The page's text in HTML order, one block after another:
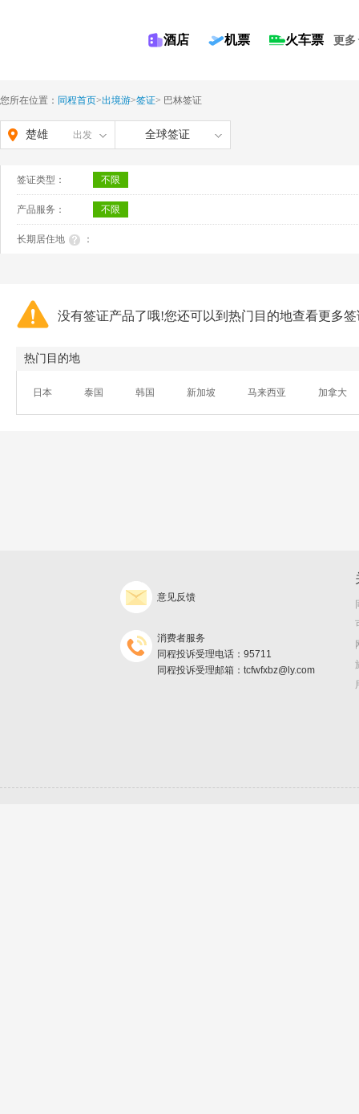
酒店 机票 火车票 更多
您所在位置： 同程首页>出境游>签证> 巴林签证
楚雄 出发 全球签证
签证类型： 不限
产品服务： 不限
长期居住地 ：
没有签证产品了哦!您还可以到热门目的地查看更多
热门目的地
日本 泰国 韩国 新加坡 马来西亚 加拿大
意见反馈
消费者服务
同程投诉受理电话：95711
同程投诉受理邮箱：tcfwfxbz@ly.com